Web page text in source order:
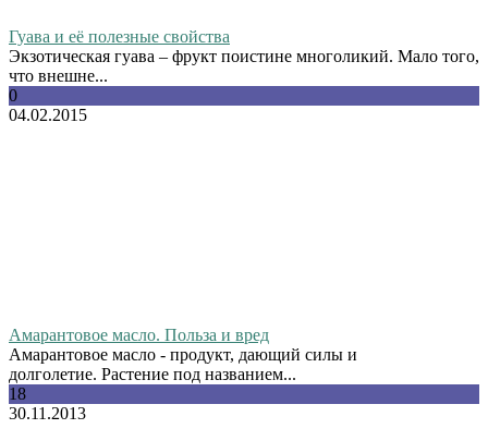
Гуава и её полезные свойства
Экзотическая гуава – фрукт поистине многоликий. Мало того,
что внешне...
0
04.02.2015
Амарантовое масло. Польза и вред
Амарантовое масло - продукт, дающий силы и
долголетие. Растение под названием...
18
30.11.2013